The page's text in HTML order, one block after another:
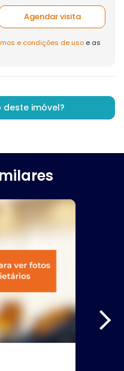
Agendar visita
e condições de uso e as
imóvel?